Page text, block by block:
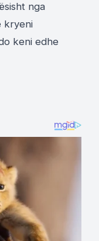
nga
kryeni
keni edhe